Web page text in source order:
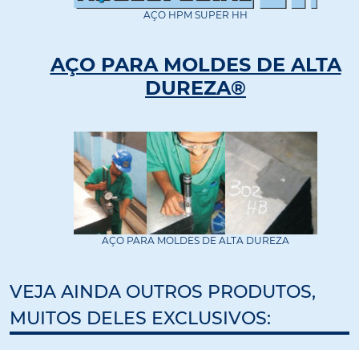
AÇO HPM SUPER HH
AÇO PARA MOLDES DE ALTA
DUREZA®
AÇO PARA MOLDES DE ALTA DUREZA
VEJA AINDA OUTROS PRODUTOS,
MUITOS DELES EXCLUSIVOS: